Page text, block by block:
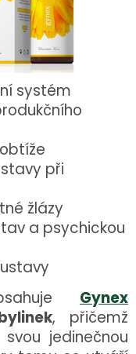
systém
při
žlázy
a psychickou
Gynex
, přičemž
jedinečnou